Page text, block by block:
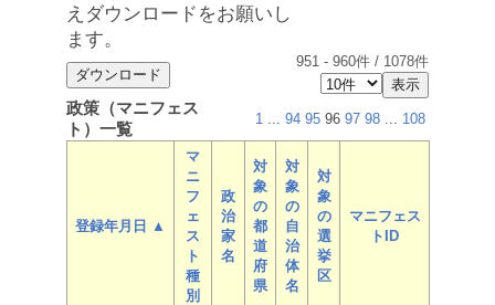
えダウンロードをお願いし
ます。
951 - 960件 / 1078件
政策（マニフェス
ト）一覧
1 ... 94 95 96 97 98 ... 108
登録年月日 ▲
マ
ニ
フ
ェ
ス
ト
種
別
政
治
家
名
対
象
の
都
道
府
県
対
象
の
自
治
体
名
対
象
の
選
挙
区
マニフェス
トID